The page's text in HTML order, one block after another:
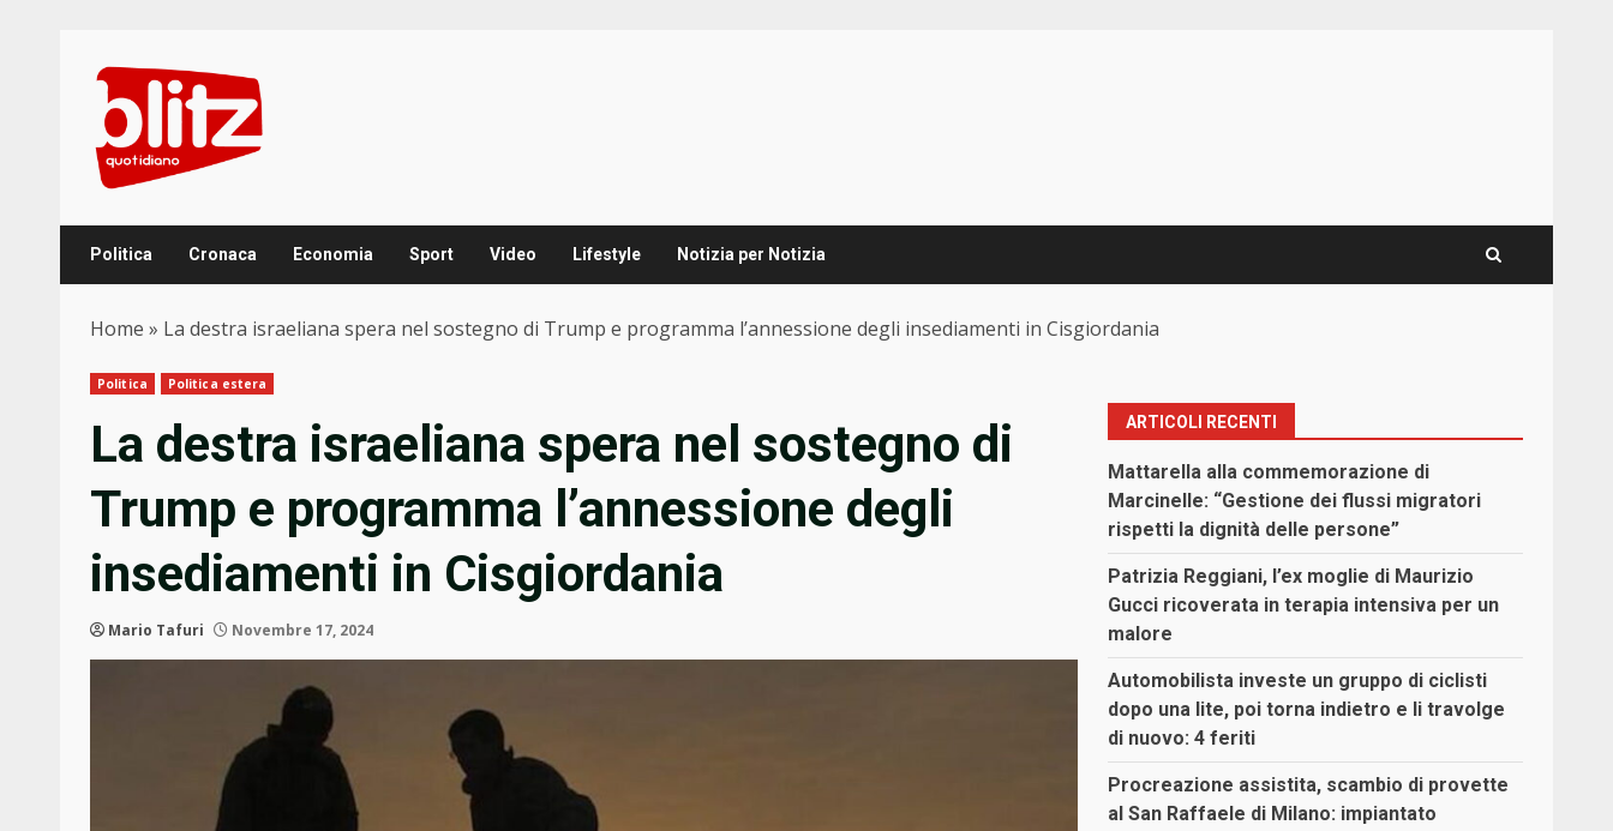
content
Politica Cronaca Economia Sport Video Lifestyle Notizia per Notizia
Home » La destra israeliana spera nel sostegno di Trump e programma l’annessione degli insediamenti in Cisgiordania
Politica Politica estera
La destra israeliana spera nel sostegno di
Trump e programma l’annessione degli
insediamenti in Cisgiordania
Mario Tafuri Novembre 17, 2024
ARTICOLI RECENTI
Mattarella alla commemorazione di
Marcinelle: “Gestione dei flussi migratori
rispetti la dignità delle persone”
Patrizia Reggiani, l’ex moglie di Maurizio
Gucci ricoverata in terapia intensiva per un
malore
Automobilista investe un gruppo di ciclisti
dopo una lite, poi torna indietro e li travolge
di nuovo: 4 feriti
Procreazione assistita, scambio di provette
al San Raffaele di Milano: impiantato